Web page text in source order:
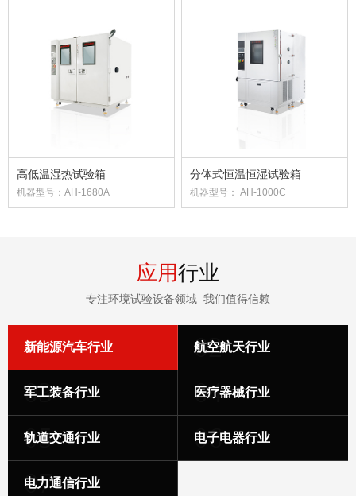
高低温湿热试验箱
机器型号：AH-1680A
分体式恒温恒湿试验箱
机器型号： AH-1000C
应用行业
专注环境试验设备领域 我们值得信赖
新能源汽车行业 02
航空航天行业
03
军工装备行业 04
医疗器械行业
05
轨道交通行业 06
电子电器行业
07
电力通信行业